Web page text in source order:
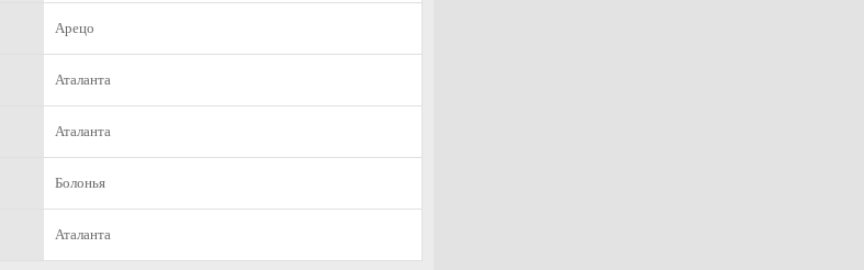
Арецо
Аталанта
Аталанта
Болонья
Аталанта